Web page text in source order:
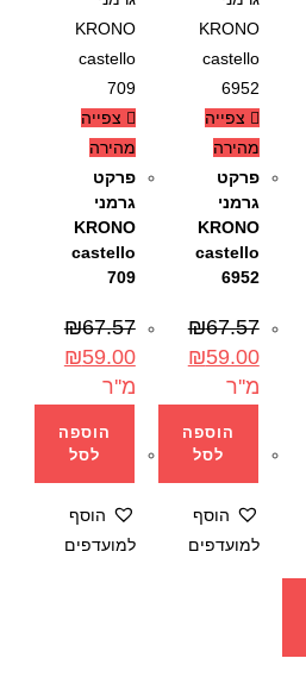
צפייה
מהירה
פרקט
גרמני
KRONO
castello
709
₪67.57
₪59.00
מ''ר
הוספה
לסל
הוסף
למועדפים
צפייה
מהירה
פרקט
גרמני
KRONO
castello
6952
₪67.57
₪59.00
מ''ר
הוספה
לסל
הוסף
למועדפים